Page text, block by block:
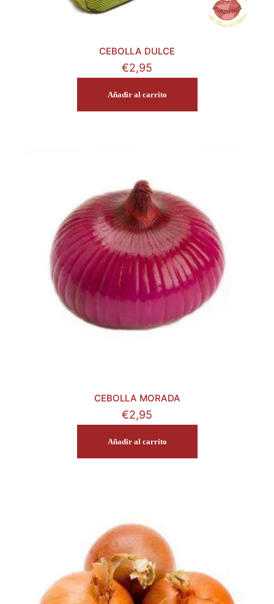
CEBOLLA DULCE
€2,95
Añadir al carrito
CEBOLLA MORADA
€2,95
Añadir al carrito